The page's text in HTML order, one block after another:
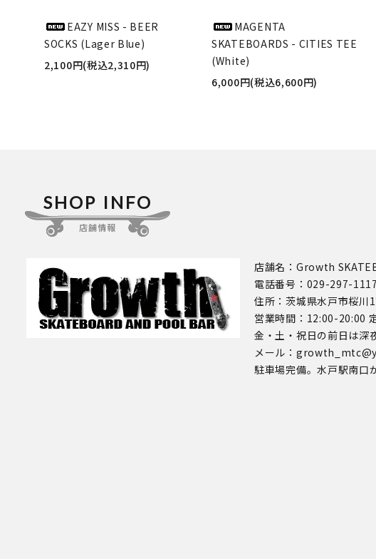
EAZY MISS - BEER
SOCKS (Lager Blue)
2,100円(税込2,310円)
MAGENTA
SKATEBOARDS - CITIES TEE
(White)
6,000円(税込6,600円)
SHOP INFO
店舗情報
店舗名：Growth
電話番号：029-297-1117
住所：茨城県水戸市桜川
営業時間：12:00-20:00
金・土・祝日の前日は深
メール：
駐車場完備。水戸駅南口